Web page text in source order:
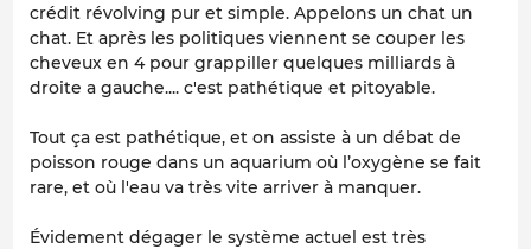
crédit révolving pur et simple. Appelons un chat un
chat. Et après les politiques viennent se couper les
cheveux en 4 pour grappiller quelques milliards à
droite a gauche.... c'est pathétique et pitoyable.
Tout ça est pathétique, et on assiste à un débat de
poisson rouge dans un aquarium où l’oxygène se fait
rare, et où l'eau va très vite arriver à manquer.
Évidement dégager le système actuel est très